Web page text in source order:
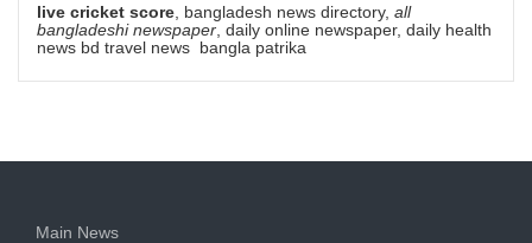
live cricket score , bangladesh news directory, all
bangladeshi newspaper , daily online newspaper, daily health
news bd travel news bangla patrika
Main News